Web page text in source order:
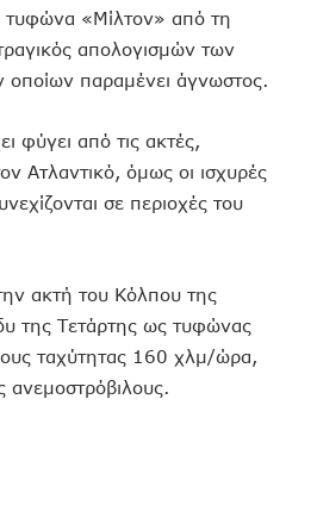
τυφώνα «Μίλτον» από τη
απολογισμών των
παραμένει άγνωστος.
φύγει από τις ακτές,
Ατλαντικό, όμως οι ισχυρές
σε περιοχές του
ακτή του Κόλπου της
της Τετάρτης ως τυφώνας
ταχύτητας 160 χλμ/ώρα,
ανεμοστρόβιλους.